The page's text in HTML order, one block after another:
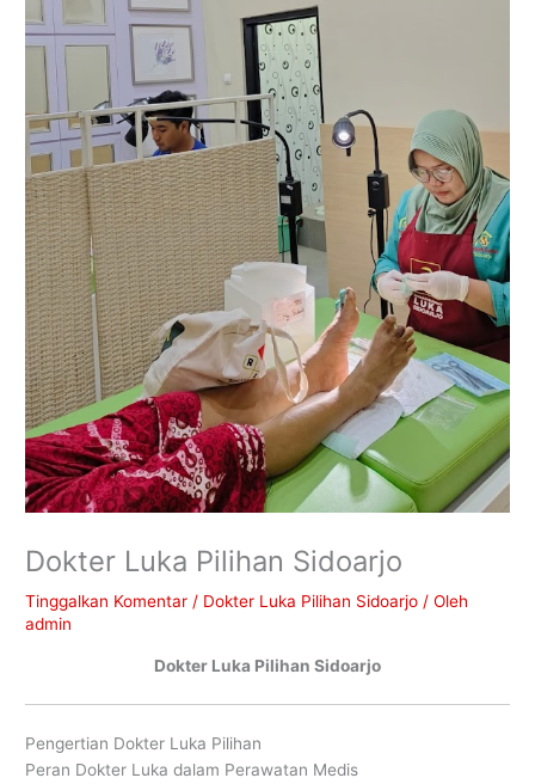
Dokter Luka Pilihan Sidoarjo
Tinggalkan Komentar / Dokter Luka Pilihan Sidoarjo / Oleh
admin
Dokter Luka Pilihan Sidoarjo
Pengertian Dokter Luka Pilihan
Peran Dokter Luka dalam Perawatan Medis